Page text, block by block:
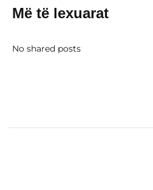
Më të lexuarat
No shared posts